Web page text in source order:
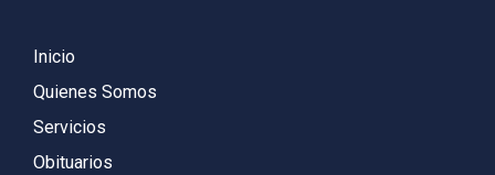
Inicio
Quienes Somos
Servicios
Obituarios